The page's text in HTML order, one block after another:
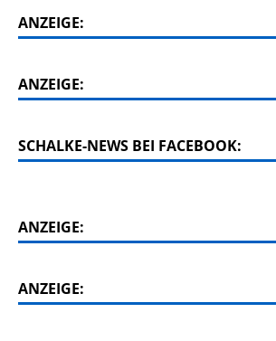
ANZEIGE:
ANZEIGE:
SCHALKE-NEWS BEI FACEBOOK:
ANZEIGE:
ANZEIGE: